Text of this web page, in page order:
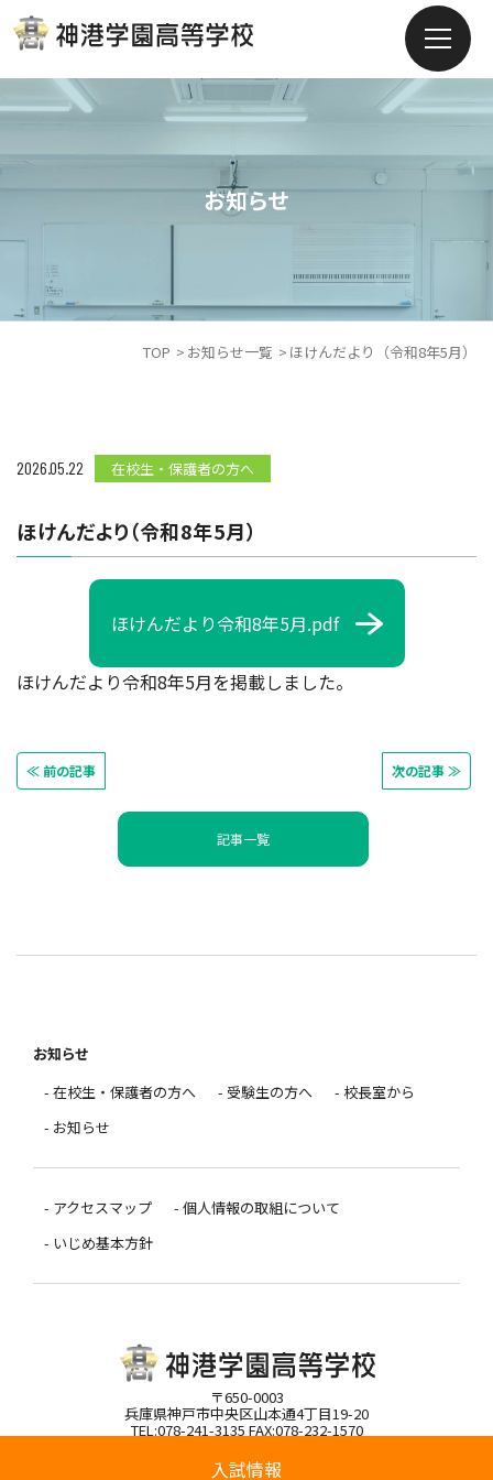
お知らせ
TOP お知らせ一覧 ほけんだより（令和8年5月）
2026.05.22 在校生・保護者の方へ
ほけんだより（令和8年5月）
ほけんだより令和8年5月.pdf
ほけんだより令和8年5月を掲載しました。
≪ 前の記事
記事一覧
次の記事 ≫
お知らせ
- 在校生・保護者の方へ
- 受験生の方へ
- 校長室から
- お知らせ
- アクセスマップ
- 個人情報の取組について
- いじめ基本方針
〒650-0003
兵庫県神戸市中央区山本通4丁目19-20
TEL:078-241-3135 FAX:078-232-1570
Copyright(C)Shinko Gakuen High School All rights reserved.
入試情報